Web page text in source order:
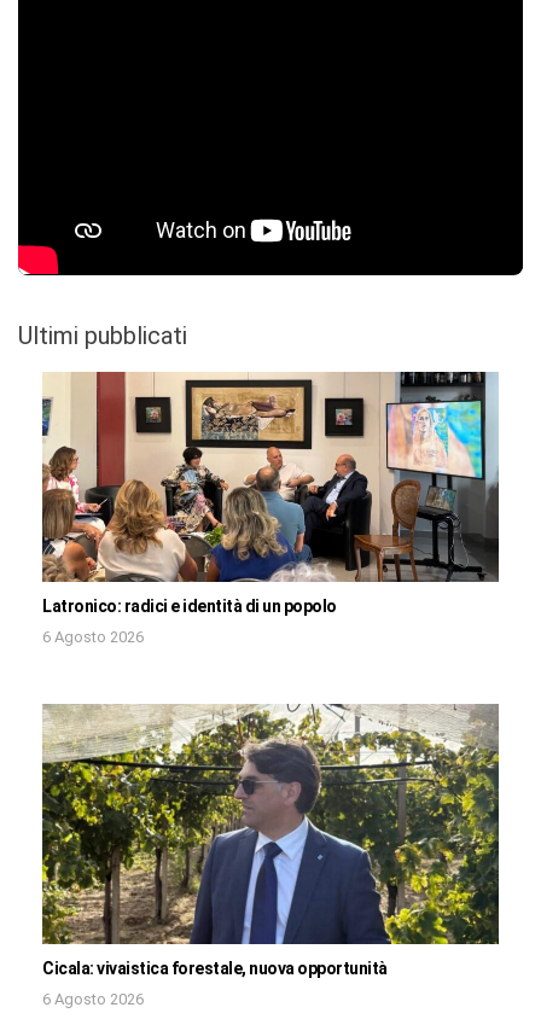
Ultimi pubblicati
Latronico: radici e identità di un popolo
6 Agosto 2026
Cicala: vivaistica forestale, nuova opportunità
6 Agosto 2026